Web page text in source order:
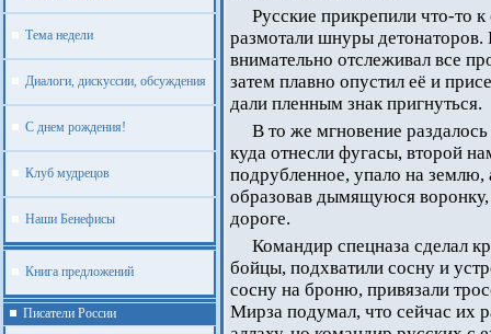
Тема недели
Диалоги, дискуссии, обсуждения
С днем рождения!
Клуб мудрецов
Наши Бенефисы
Книга предложений
Писатели России
Русские прикрепили что-то
размотали шнуры детонаторов.
внимательно отслеживал все
затем плавно опустил её и
дали пленным знак пригнуться.
В то же мгновение
куда отнесли фугасы, второй
подрубленное, упало на землю,
образовав дымящуюся
дороге.
Командир спецназа сделал
бойцы, подхватили сосну и
сосну на броню, привязали
Мирза подумал, что сейчас их